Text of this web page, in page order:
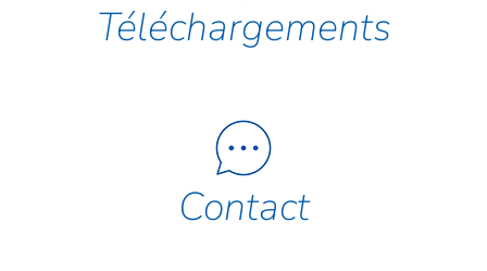
Téléchargements
Contact